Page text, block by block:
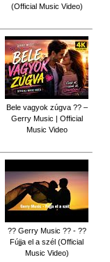
(Official Music Video)
Bele vagyok zúgva ?? –
Gerry Music | Official
Music Video
?? Gerry Music ?? - ??
Fújja el a szél (Official
Music Video)